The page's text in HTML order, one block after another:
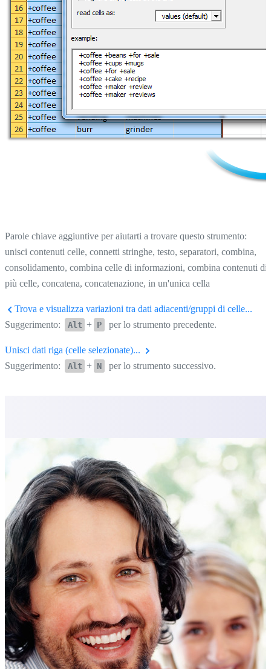
Parole chiave aggiuntive per aiutarti a trovare questo strumento:
unisci contenuti celle, connetti stringhe, testo, separatori, combina,
consolidamento, combina celle di informazioni, combina contenuti di
più celle, concatena, concatenazione, in un'unica cella
Trova e visualizza variazioni tra dati adiacenti/gruppi di celle...
Suggerimento:
Alt + P per lo strumento precedente.
Unisci dati riga (celle selezionate)...
Suggerimento:
Alt + N per lo strumento successivo.